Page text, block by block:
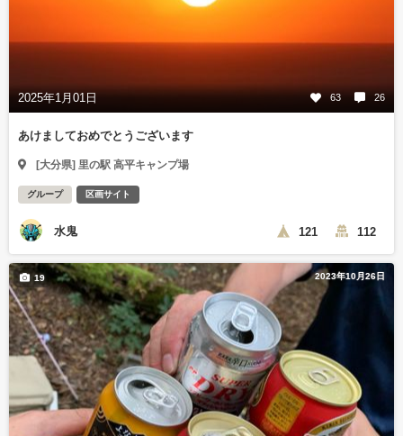
2025年1月01日 63 26
あけましておめでとうございます
[大分県] 里の駅 高平キャンプ場
グループ 区画サイト
水鬼 121 112
2023年10月26日
19